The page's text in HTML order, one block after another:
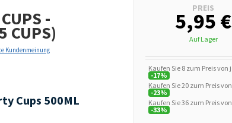
-
CUPS)
Kundenmeinung
Cups 500ML
PREIS
5,95 €
Auf Lager
Kaufen Sie 8 zum Preis von
-17%
Kaufen Sie 20 zum Preis
-23%
Kaufen Sie 36 zum Preis
-33%